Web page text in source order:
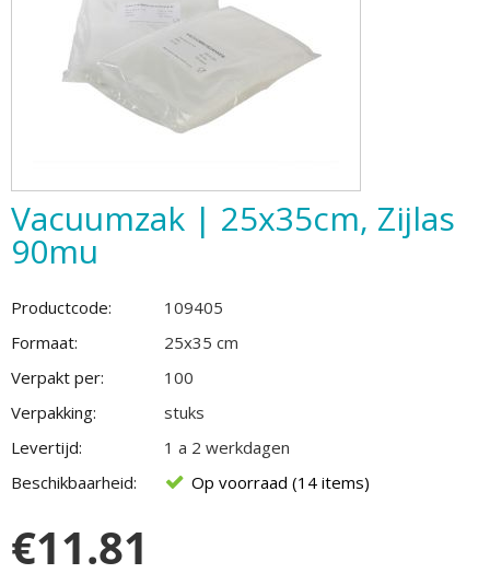
Vacuumzak | 25x35cm, Zijlas
90mu
Productcode:
109405
Formaat:
25x35 cm
Verpakt per:
100
Verpakking:
stuks
Levertijd:
1 a 2 werkdagen
Beschikbaarheid:
Op voorraad (14 items)
€11.81